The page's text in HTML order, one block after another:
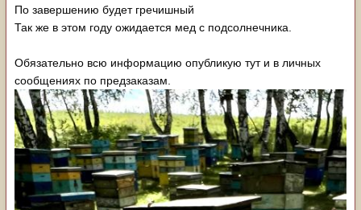
По завершению будет гречишный
Так же в этом году ожидается мед с подсолнечника.
Обязательно всю информацию опубликую тут и в личных
сообщениях по предзаказам.